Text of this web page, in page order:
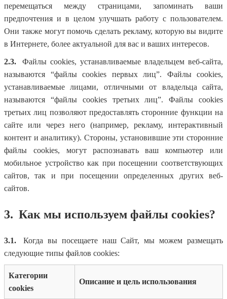
перемещаться между страницами, запоминать ваши
предпочтения и в целом улучшать работу с пользователем.
Они также могут помочь сделать рекламу, которую вы видите
в Интернете, более актуальной для вас и ваших интересов.
2.3.
Файлы cookies, устанавливаемые владельцем веб-сайта,
называются “файлы cookies первых лиц”. Файлы cookies,
устанавливаемые лицами, отличными от владельца сайта,
называются “файлы cookies третьих лиц”. Файлы cookies
третьих лиц позволяют предоставлять сторонние функции на
сайте или через него (например, рекламу, интерактивный
контент и аналитику). Стороны, установившие эти сторонние
файлы cookies, могут распознавать ваш компьютер или
мобильное устройство как при посещении соответствующих
сайтов, так и при посещении определенных других веб-
сайтов.
3. Как мы используем файлы cookies?
3.1.
Когда вы посещаете наш Сайт, мы можем размещать
следующие типы файлов cookies:
Категории
cookies
Описание и цель использования